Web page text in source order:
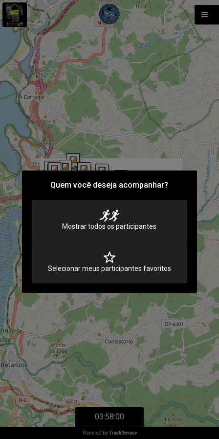
Quem você deseja acompanhar?
Mostrar todos os participantes
Selecionar meus participantes favoritos
Powered by Tracktherace
03:58:00